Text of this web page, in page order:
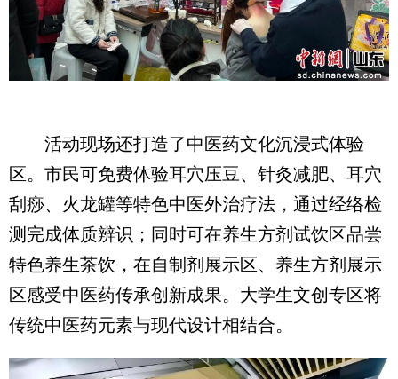
活动现场还打造了中医药文化沉浸式体验
区。市民可免费体验耳穴压豆、针灸减肥、耳穴
刮痧、火龙罐等特色中医外治疗法，通过经络检
测完成体质辨识；同时可在养生方剂试饮区品尝
特色养生茶饮，在自制剂展示区、养生方剂展示
区感受中医药传承创新成果。大学生文创专区将
传统中医药元素与现代设计相结合。